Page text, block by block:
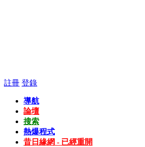
註冊 登錄
導航
論壇
搜索
熱爆程式
昔日緣網 - 已經重開